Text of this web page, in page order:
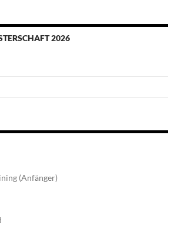
2026
(Anfänger)